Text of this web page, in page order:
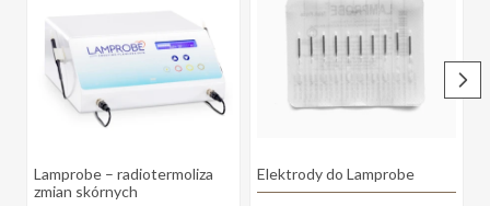
Lamprobe – radiotermoliza
zmian skórnych
Elektrody do Lamprobe